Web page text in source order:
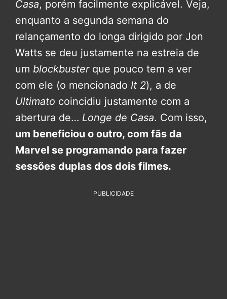
Casa, porém facilmente explicável. Veja,
enquanto a segunda semana do
relançamento do longa dirigido por Jon
Watts se deu justamente na estreia de
um blockbusterque pouco tem a ver
com ele (o mencionado It 2), a de
Ultimato coincidiu justamente com a
abertura de… Longe de Casa. Com isso,
um beneficiou o outro, com fãs da
Marvel se programando para fazer
sessões duplas dos dois filmes.
PUBLICIDADE